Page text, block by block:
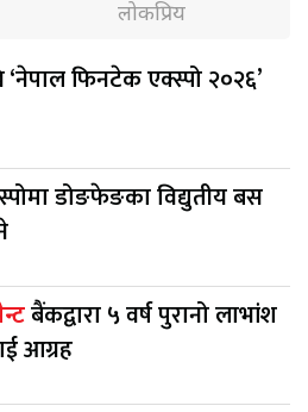
लोकप्रिय
फिनटेक एक्स्पो २०२६’
डोङफेङका विद्युतीय बस
बैंकद्वारा ५ वर्ष पुरानो लाभांश
आग्रह